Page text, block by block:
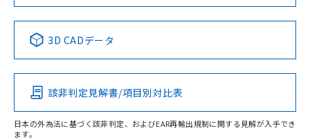
上、n: 27mm以上
検出領域
Pb Hg Cd Cr(VI)
O
No No No No
この製品の規格認証/適合状況ページへ
その他の認証はこちらのページからご検索ください
3D CADデータ
該非判定見解書/項目別対比表
日本の外為法に基づく該非判定、およびEAR再輸出規制に関する見解が入手でき
ます。